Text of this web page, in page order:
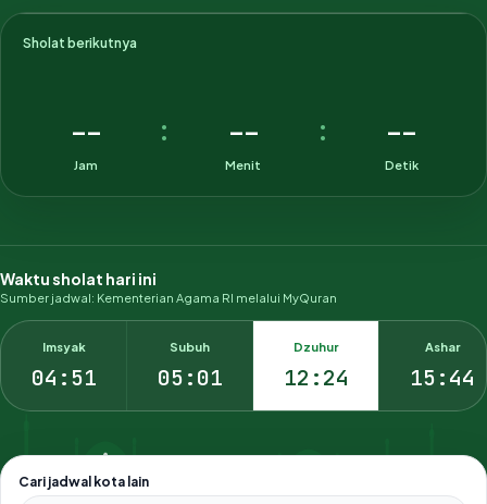
Sholat berikutnya
--
Jam
: --
Menit
: --
Detik
Waktu sholat hari ini
Sumber jadwal: Kementerian Agama RI melalui MyQuran
Imsyak
04:51
Subuh
05:01
Dzuhur
12:24
Ashar
15:44
Cari jadwal kota lain